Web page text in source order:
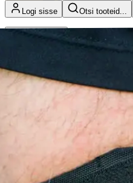
Logi sisse Otsi tooteid...
Kliendikaart